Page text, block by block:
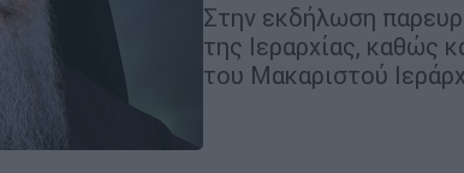
Στην εκδήλωση
της Ιεραρχίας, καθώς
του Μακαριστού